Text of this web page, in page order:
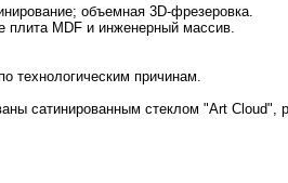
объемная 3D-фрезеровка.
MDF и инженерный массив.
технологическим причинам.
сатинированным стеклом "Art Cloud",